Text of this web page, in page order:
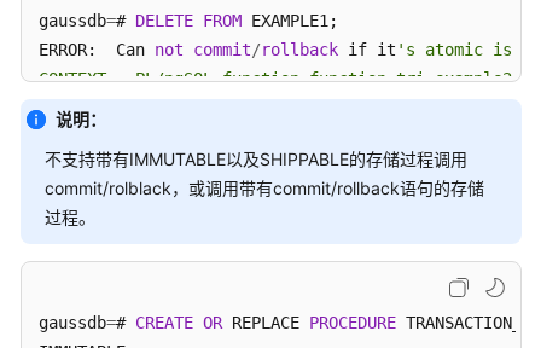
帮
助
特
性
指
南
容
参
考
gaussdb=# DELETE FROM EXAMPLE1;
ERROR:  Can not commit/rollback if it 's atomic is
CONTEXT:  PL/pgSQL function function_tri_example2()
说明：
不支持带有IMMUTABLE以及SHIPPABLE的存储过程调用
commit/rolblack，或调用带有commit/rollback语句的存储
过程。
gaussdb=# CREATE OR REPLACE PROCEDURE